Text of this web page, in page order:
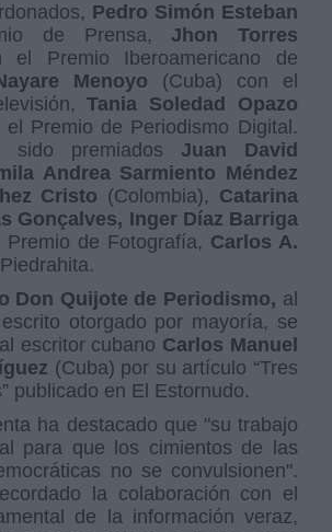
Pedro Simón Esteban
de Prensa, Jhon Torres
el Premio Iberoamericano de
Menoyo (Cuba) con el
Tania Soledad Opazo
el Premio de Periodismo Digital.
sido premiados Juan David
Andrea Sarmiento Méndez
Cristo (Colombia), Catarina
Gonçalves, Inger Díaz Barriga
de Fotografía, Carlos A.
Piedrahita.
Don Quijote de Periodismo, al
otorgado por mayoría, se
escritor cubano Carlos Manuel
(Cuba) por su artículo “Tres
publicado en El Estornudo.
ha destacado que "su trabajo
para que los cimientos de las
no se convulsionen".
la colaboración con el
de la información veraz,